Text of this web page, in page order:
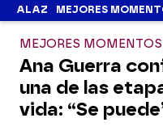
ALAZ MEJORES
MEJORES
Ana Guerra
una de las
vida: “Se